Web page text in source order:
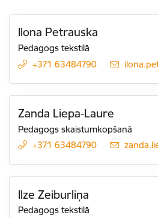
Ilona Petrauska
Pedagogs tekstilā
+371 63484790
E-pasts:
Zanda Liepa-Laure
Pedagogs skaistumkopšanā
+371 63484790
E-pasts:
Ilze Zeiburliņa
Pedagogs tekstilā